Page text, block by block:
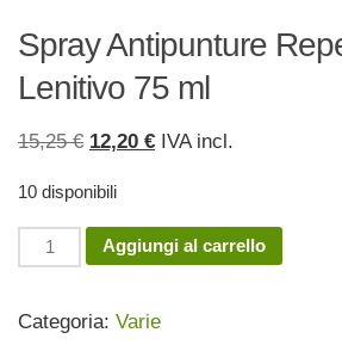
Spray Antipunture
Lenitivo 75 ml
15,25€ Il
originale
era:
15,25 €.
12,20 €Il
è:
12,20 €.
IVA incl.
10 disponibili
Spray
Antipunture
Lenitivo
Aggiungi al carrello
Categoria: Varie